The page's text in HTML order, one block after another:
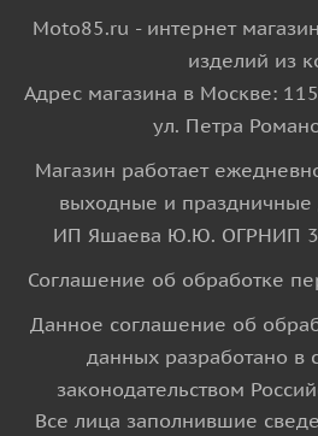
Moto85.ru - интернет
изделий из
Адрес магазина в Москве:
ул. Петра
Магазин работает
выходные и праздничные
ИП Яшаева Ю.Ю. ОГРНИП
Соглашение об обработке
Данное соглашение об
данных разработано в
законодательством
Все лица заполнившие